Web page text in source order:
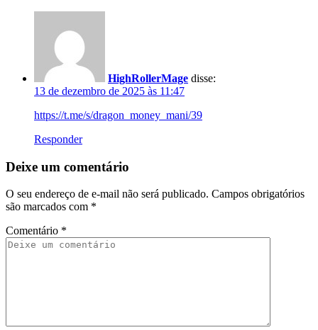
HighRollerMage disse:
13 de dezembro de 2025 às 11:47
https://t.me/s/dragon_money_mani/39
Responder
Deixe um comentário
O seu endereço de e-mail não será publicado. Campos obrigatórios
são marcados com *
Comentário *